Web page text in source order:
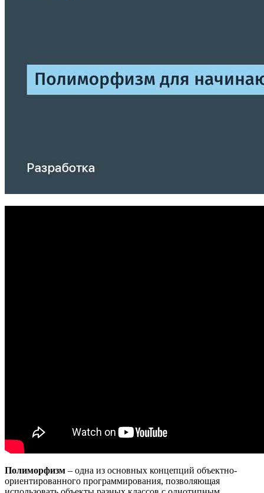
Полиморфизм – одна из основных концепций объектно-
ориентированного программирования, позволяющая